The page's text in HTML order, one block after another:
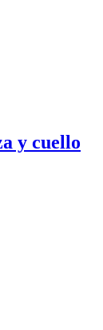
y cuello